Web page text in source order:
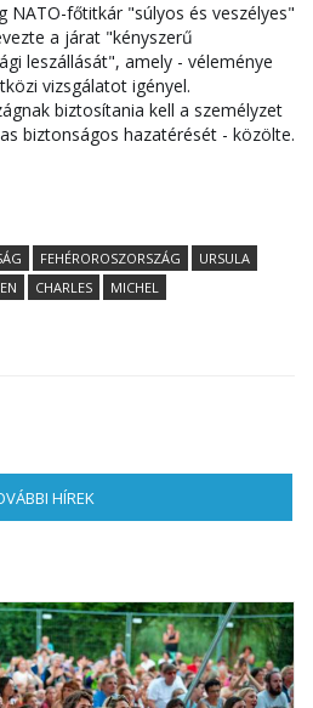
NATO-főtitkár "súlyos és veszélyes"
a járat "kényszerű
leszállását", amely - véleménye
vizsgálatot igényel.
biztosítania kell a személyzet
biztonságos hazatérését - közölte.
FEHÉROROSZORSZÁG
URSULA
CHARLES MICHEL
HÍREK